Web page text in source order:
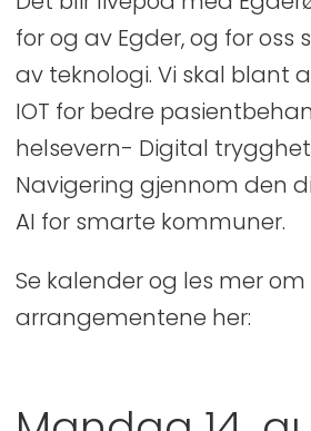
for og av Egder, og for oss
av teknologi. Vi skal blant
IOT for bedre
helsevern- Digital
Navigering gjennom den
AI for smarte kommuner.
Se kalender og les mer om
arrangementene her: